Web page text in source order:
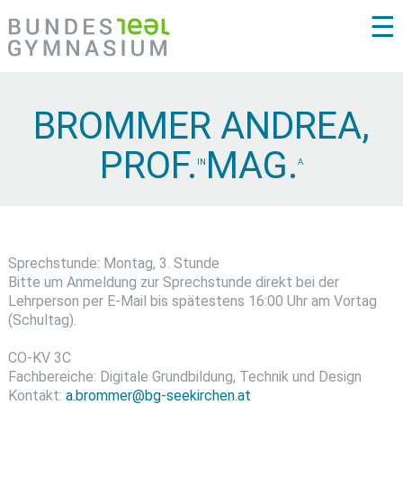
☰
BROMMER ANDREA,
PROF. IN MAG. A
Sprechstunde: Montag, 3. Stunde
Bitte um Anmeldung zur Sprechstunde direkt bei der
Lehrperson per E-Mail bis spätestens 16:00 Uhr am Vortag
(Schultag).
CO-KV 3C
Fachbereiche: Digitale Grundbildung, Technik und Design
Kontakt: a.brommer@bg-seekirchen.at